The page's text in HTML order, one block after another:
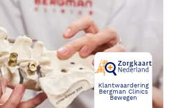
Klantwaardering
Bergman Clinics
Bewegen